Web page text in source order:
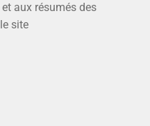
aux résumés des
site